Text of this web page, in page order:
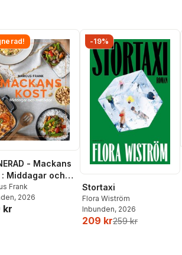
- Mackans
: Middagar och
Frank
, 2026
kr
-19%
Stortaxi
Flora Wiström
Inbunden, 2026
209 kr259 kr